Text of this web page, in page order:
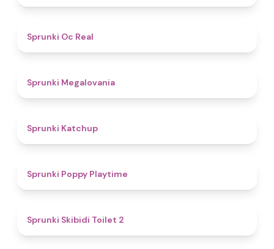
Sprunki Oc Real
Sprunki Megalovania
Sprunki Katchup
Sprunki Poppy Playtime
Sprunki Skibidi Toilet 2